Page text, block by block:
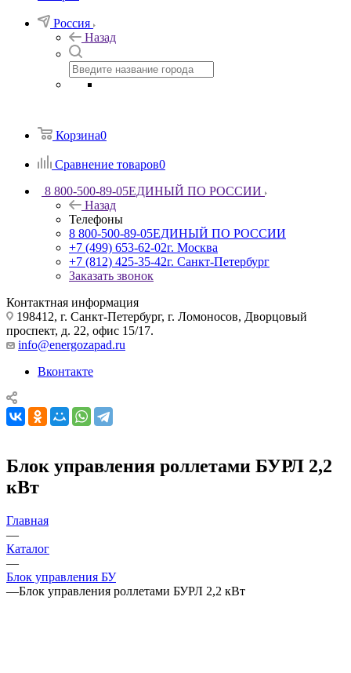
Россия
Назад
Корзина0
Сравнение товаров0
8 800-500-89-05ЕДИНЫЙ ПО РОССИИ
Назад
Телефоны
8 800-500-89-05ЕДИНЫЙ ПО РОССИИ
+7 (499) 653-62-02г. Москва
+7 (812) 425-35-42г. Санкт-Петербург
Заказать звонок
Контактная информация
198412, г. Санкт-Петербург, г. Ломоносов, Дворцовый
проспект, д. 22, офис 15/17.
info@energozapad.ru
Вконтакте
Блок управления роллетами БУРЛ 2,2
кВт
Главная
—
Каталог
—
Блок управления БУ
—Блок управления роллетами БУРЛ 2,2 кВт